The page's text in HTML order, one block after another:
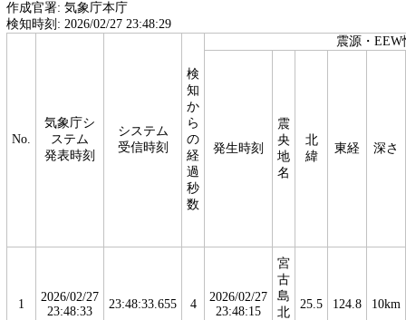
作成官署: 気象庁本庁
検知時刻: 2026/02/27 23:48:29
No.
気象庁シ
ステム
発表時刻
システム
受信時刻
検
知
か
ら
の
経
過
秒
数
震源・EEW
発生時刻
震
央
地
名
北
緯
東経 深さ
1
2026/02/27
23:48:33
23:48:33.655 4
2026/02/27
23:48:15
宮
古
島
北
25.5 124.8 10km